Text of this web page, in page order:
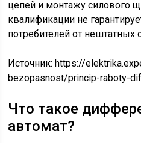
цепей и монтажу силового
квалификации не
потребителей от нештатных
Источник:https://
bezopasnost/princip-raboty-
Что такое
автомат?